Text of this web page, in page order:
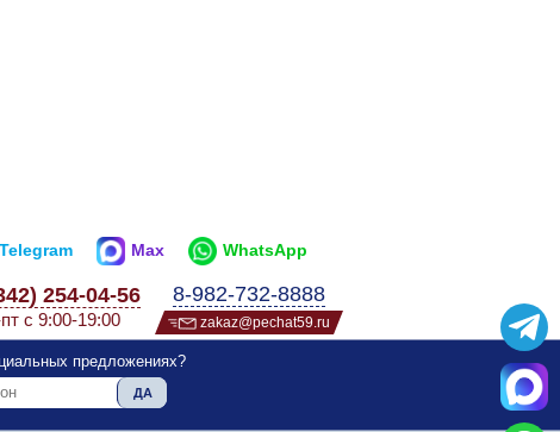
Telegram Max WhatsApp
254-04-56
с 9:00-19:00
8-982-732-8888
zakaz@pechat59.ru
предложениях?